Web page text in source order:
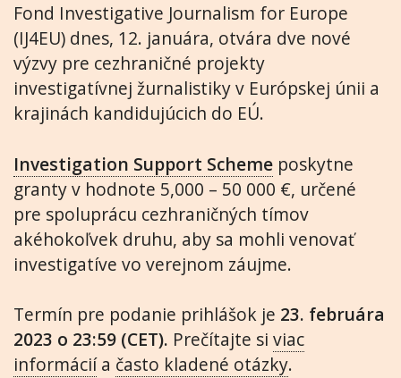
Fond Investigative Journalism for Europe
(IJ4EU) dnes, 12. januára, otvára dve nové
výzvy pre cezhraničné projekty
investigatívnej žurnalistiky v Európskej únii a
krajinách kandidujúcich do EÚ.
Investigation Support Scheme poskytne
granty v hodnote 5,000 – 50 000 €, určené
pre spoluprácu cezhraničných tímov
akéhokoľvek druhu, aby sa mohli venovať
investigatíve vo verejnom záujme.
Termín pre podanie prihlášok je 23. februára
2023 o 23:59 (CET). Prečítajte si viac
informáciía často kladené otázky.